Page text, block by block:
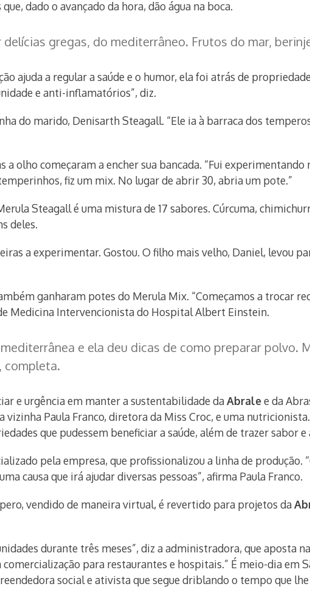
dado o avançado da hora, dão água na boca.
gregas, do mediterrâneo. Frutos do mar,
ajuda a regular a saúde e o humor, ela foi atrás de
e anti-inflamatórios”, diz.
do marido, Denisarth Steagall. “Ele ia à barraca dos
a olho começaram a encher sua bancada. “Fui
fiz um mix. No lugar de abrir 30, abria um pote.”
Steagall é uma mistura de 17 sabores. Cúrcuma,
deles.
a experimentar. Gostou. O filho mais velho, Daniel, levou
ganharam potes do Merula Mix. “Começamos a trocar
Medicina Intervencionista do Hospital Albert Einstein.
e ela deu dicas de como preparar polvo.
completa.
e urgência em manter a sustentabilidade daAbralee da
vizinha Paula Franco, diretora da Miss Croc, e uma
que pudessem beneficiar a saúde, além de trazer sabor
pela empresa, que profissionalizou a linha de produção.
causa que irá ajudar diversas pessoas”, afirma Paula Franco.
vendido de maneira virtual, é revertido para projetos da
durante três meses”, diz a administradora, que aposta
para restaurantes e hospitais.” É meio-dia em
social e ativista que segue driblando o tempo que